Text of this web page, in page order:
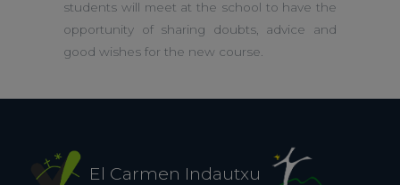
students will meet at the school to have the
opportunity of sharing doubts, advice and
good wishes for the new course.
El Carmen Indautxu